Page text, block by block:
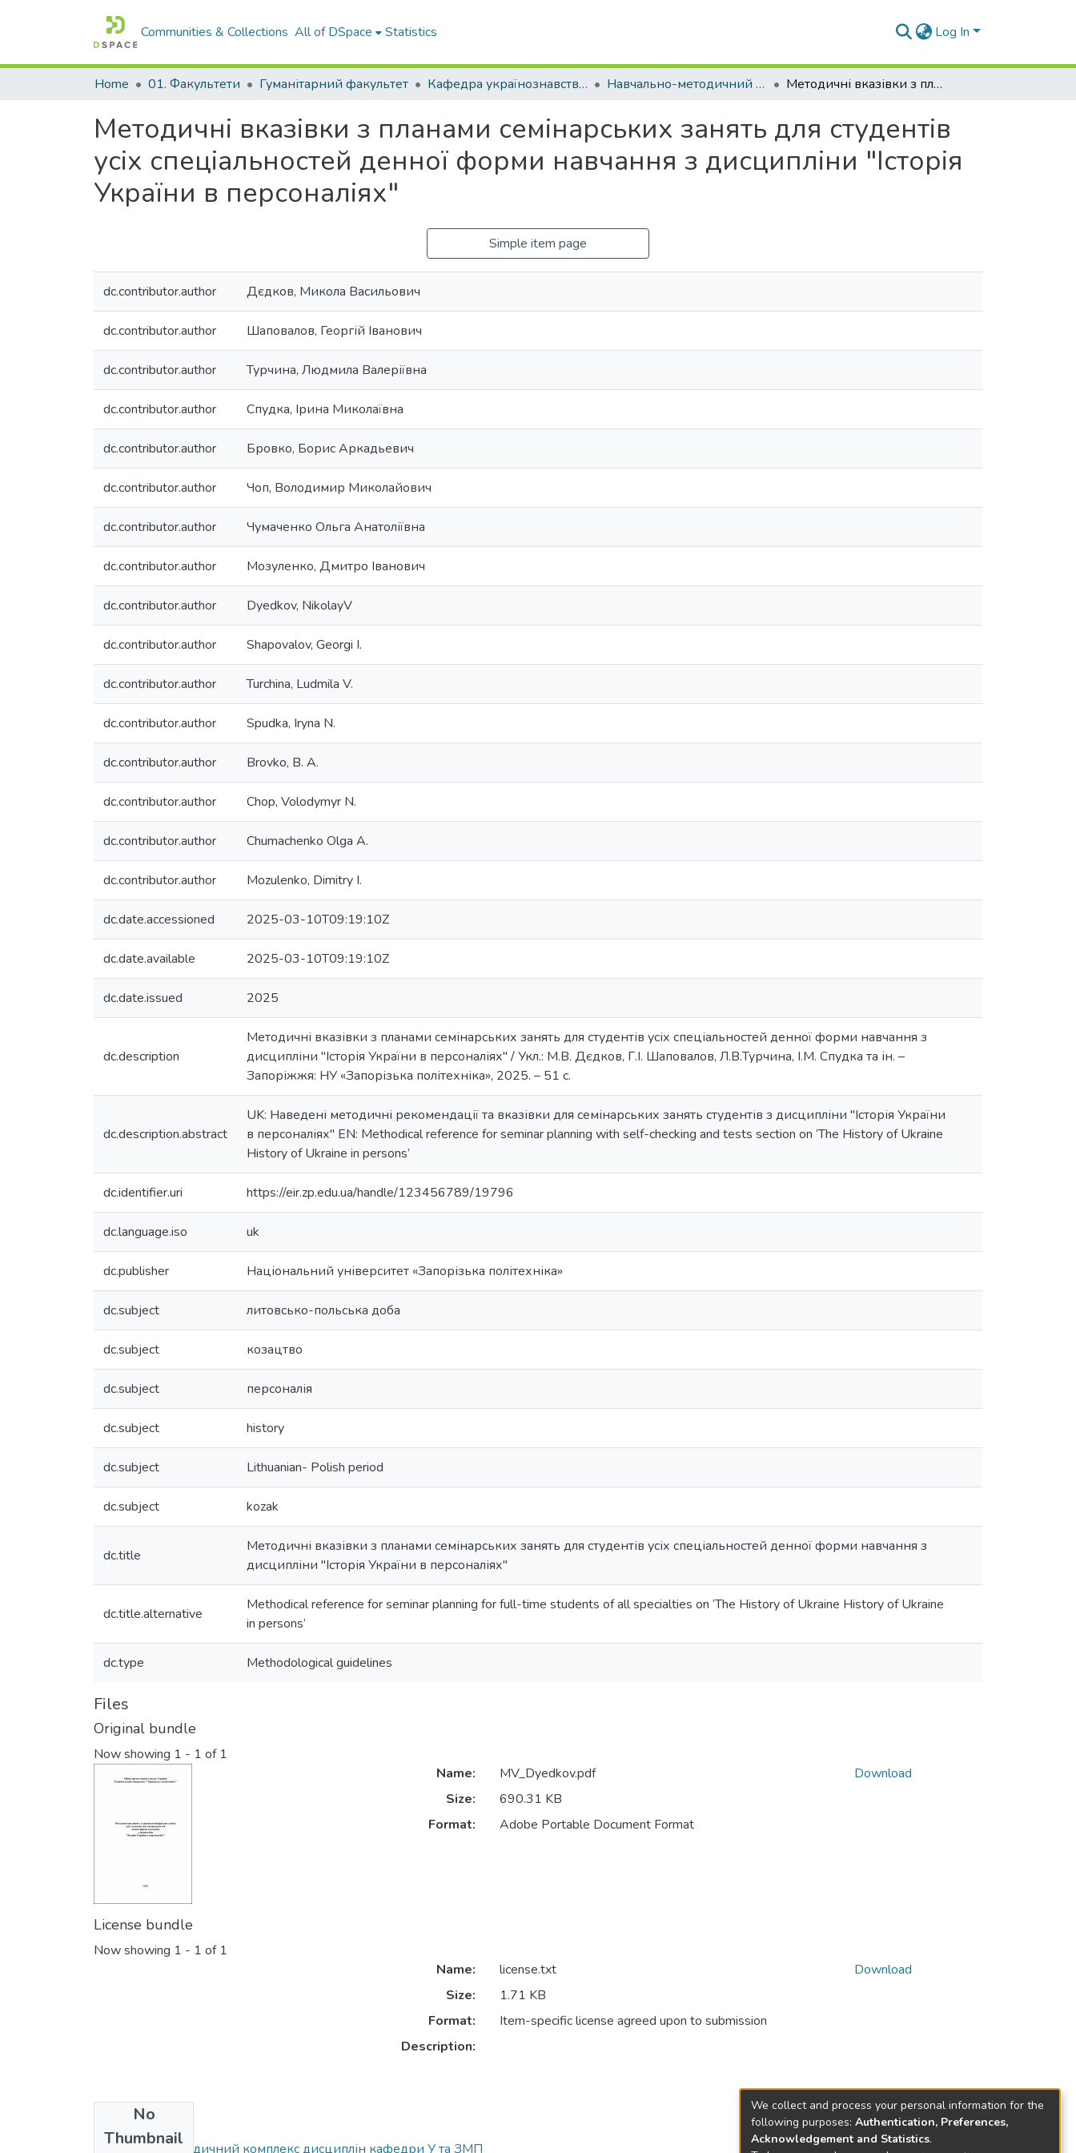
Communities & Collections All of DSpace Statistics Log In
Home 01. Факультети Гуманітарний факультет Кафедра українознавства та загальної мовної підготовки (Кафедра У та ЗМП) Навчально-методичний комплекс дисциплін кафедри У та ЗМП Методичні вказівки з планами семінарських занять для студентів усіх спеціальностей денної форми навчання з дисципліни "Історія України в персоналіях"
Методичні вказівки з планами семінарських занять для студентів
усіх спеціальностей денної форми навчання з дисципліни "Історія
України в персоналіях"
Simple item page
dc.contributor.author Дєдков, Микола Васильович
dc.contributor.author Шаповалов, Георгій Іванович
dc.contributor.author Турчина, Людмила Валеріївна
dc.contributor.author Спудка, Ірина Миколаївна
dc.contributor.author Бровко, Борис Аркадьевич
dc.contributor.author Чоп, Володимир Миколайович
dc.contributor.author Чумаченко Ольга Анатоліївна
dc.contributor.author Мозуленко, Дмитро Іванович
dc.contributor.author Dyedkov, NikolayV
dc.contributor.author Shapovalov, Georgi I.
dc.contributor.author Turchina, Ludmila V.
dc.contributor.author Spudka, Iryna N.
dc.contributor.author Brovko, B. A.
dc.contributor.author Chop, Volodymyr N.
dc.contributor.author Chumachenko Olga A.
dc.contributor.author Mozulenko, Dimitry I.
dc.date.accessioned 2025-03-10T09:19:10Z
dc.date.available 2025-03-10T09:19:10Z
dc.date.issued 2025
dc.description
Методичні вказівки з планами семінарських занять для студентів усіх спеціальностей денної форми навчання з
дисципліни "Історія України в персоналіях" / Укл.: М.В. Дєдков, Г.І. Шаповалов, Л.В.Турчина, І.М. Спудка та ін. –
Запоріжжя: НУ «Запорізька політехніка», 2025. – 51 с.
dc.description.abstract
UK: Наведені методичні рекомендації та вказівки для семінарських занять студентів з дисципліни "Історія України
в персоналіях" EN: Methodical reference for seminar planning with self-checking and tests section on ‘The History of Ukraine
History of Ukraine in persons’
dc.identifier.uri https://eir.zp.edu.ua/handle/123456789/19796
dc.language.iso uk
dc.publisher Національний університет «Запорізька політехніка»
dc.subject литовсько-польська доба
dc.subject козацтво
dc.subject персоналія
dc.subject history
dc.subject Lithuanian- Polish period
dc.subject kozak
dc.title
Методичні вказівки з планами семінарських занять для студентів усіх спеціальностей денної форми навчання з
дисципліни "Історія України в персоналіях"
dc.title.alternative
Methodical reference for seminar planning for full-time students of all specialties on ‘The History of Ukraine History of Ukraine
in persons’
dc.type Methodological guidelines
Files
Original bundle
Now showing 1 - 1 of 1
Name:
MV_Dyedkov.pdf
Size:
690.31 KB
Format:
Adobe Portable Document Format
Download
License bundle
Now showing 1 - 1 of 1
No
Thumbnail
Name:
license.txt
Size:
1.71 KB
Format:
Item-specific license agreed upon to submission
Description:
Download
Collections
Навчально-методичний комплекс дисциплін кафедри У та ЗМП
We collect and process your personal information for the
following purposes: Authentication, Preferences,
Acknowledgement and Statistics.